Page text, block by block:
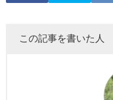
この記事を書いた人